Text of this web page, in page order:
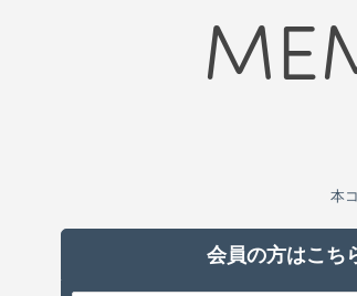
本
会員の方はこち